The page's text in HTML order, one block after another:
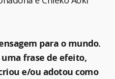
para o mundo.
frase de efeito,
e/ou adotou como